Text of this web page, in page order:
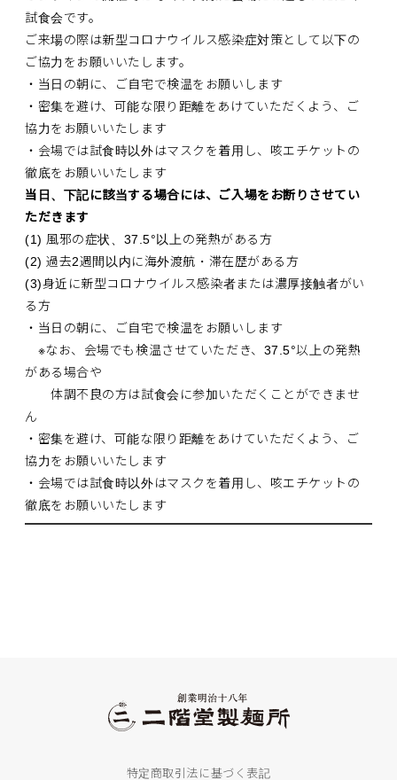
試食会です。
ご来場の際は新型コロナウイルス感染症対策として以下の
ご協力をお願いいたします。
・当日の朝に、ご自宅で検温をお願いします
・密集を避け、可能な限り距離をあけていただくよう、ご
協力をお願いいたします
・会場では試食時以外はマスクを着用し、咳エチケットの
徹底をお願いいたします
当日、下記に該当する場合には、ご入場をお断りさせてい
ただきます
(1) 風邪の症状、37.5°以上の発熱がある方
(2) 過去2週間以内に海外渡航・滞在歴がある方
(3)身近に新型コロナウイルス感染者または濃厚接触者がい
る方
・当日の朝に、ご自宅で検温をお願いします
※なお、会場でも検温させていただき、37.5°以上の発熱
がある場合や
体調不良の方は試食会に参加いただくことができませ
ん
・密集を避け、可能な限り距離をあけていただくよう、ご
協力をお願いいたします
・会場では試食時以外はマスクを着用し、咳エチケットの
徹底をお願いいたします
特定商取引法に基づく表記